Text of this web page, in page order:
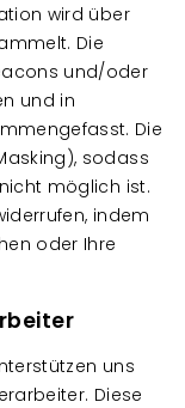
wird über
Die
und/oder
und in
Die
sodass
möglich ist.
indem
oder Ihre
uns
Diese